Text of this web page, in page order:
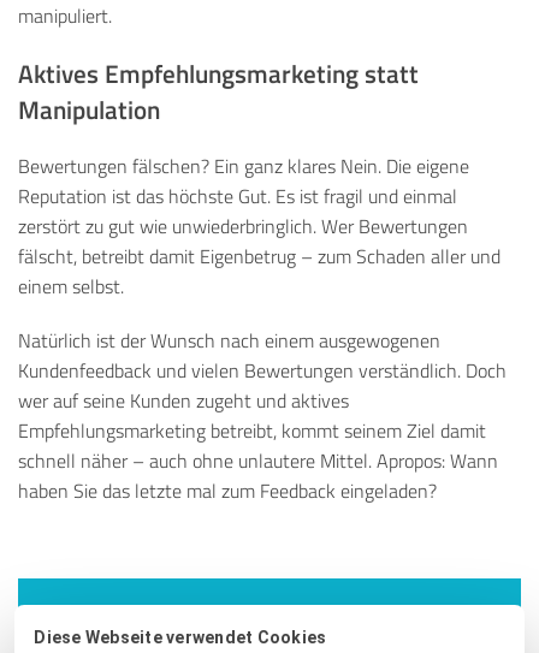
Diese Webseite verwendet Cookies
manipuliert.
Aktives Empfehlungsmarketing statt
Manipulation
Bewertungen fälschen? Ein ganz klares Nein. Die eigene
Reputation ist das höchste Gut. Es ist fragil und einmal
zerstört zu gut wie unwiederbringlich. Wer Bewertungen
fälscht, betreibt damit Eigenbetrug – zum Schaden aller und
einem selbst.
Natürlich ist der Wunsch nach einem ausgewogenen
Kundenfeedback und vielen Bewertungen verständlich. Doch
wer auf seine Kunden zugeht und aktives
Empfehlungsmarketing betreibt, kommt seinem Ziel damit
schnell näher – auch ohne unlautere Mittel. Apropos: Wann
haben Sie das letzte mal zum Feedback eingeladen?
Nehmen Sie jetzt mit ProvenExpert Ihre Reputation